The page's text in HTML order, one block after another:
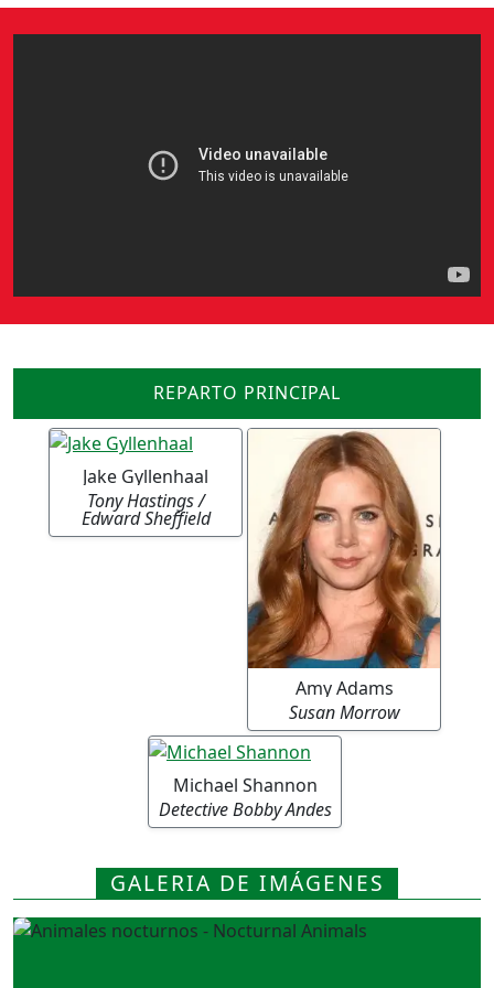
REPARTO PRINCIPAL
Jake Gyllenhaal
Tony Hastings /
Edward Sheffield
Amy Adams
Susan Morrow
Michael Shannon
Detective Bobby Andes
GALERIA DE IMÁGENES